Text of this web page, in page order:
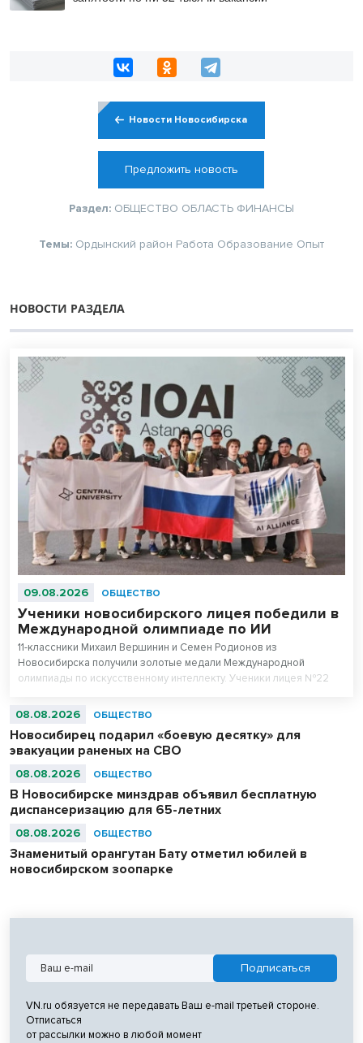
Новости Новосибирска
Предложить новость
Раздел: ОБЩЕСТВО ОБЛАСТЬ ФИНАНСЫ
Темы: Ордынский район Работа Образование Опыт
НОВОСТИ РАЗДЕЛА
09.08.2026 ОБЩЕСТВО
Ученики новосибирского лицея победили в
Международной олимпиаде по ИИ
11-классники Михаил Вершинин и Семен Родионов из
Новосибирска получили золотые медали Международной
олимпиады по искусственному интеллекту. Ученики лицея №22
абсолютными чемпионами соревнований.
08.08.2026 ОБЩЕСТВО
Новосибирец подарил «боевую десятку» для
эвакуации раненых на СВО
08.08.2026 ОБЩЕСТВО
В Новосибирске минздрав объявил бесплатную
диспансеризацию для 65-летних
08.08.2026 ОБЩЕСТВО
Знаменитый орангутан Бату отметил юбилей в
новосибирском зоопарке
VN.ru обязуется не передавать Ваш e-mail третьей стороне.
Отписаться
от рассылки можно в любой момент